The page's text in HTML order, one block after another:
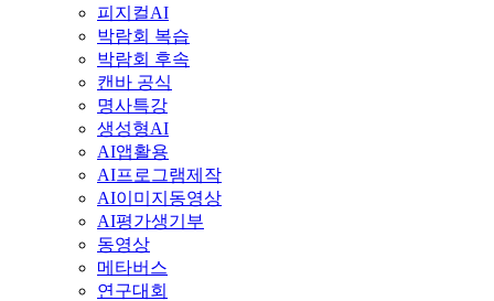
피지컬AI
박람회 복습
박람회 후속
캔바 공식
명사특강
생성형AI
AI앱활용
AI프로그램제작
AI이미지동영상
AI평가생기부
동영상
메타버스
연구대회